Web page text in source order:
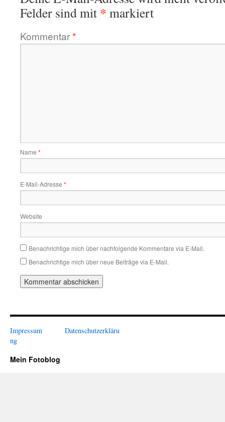
Felder sind mit * markiert
Kommentar*
Name *
E-Mail-Adresse *
Website
Benachrichtige mich über nachfolgende Kommentare via E-Mail.
Benachrichtige mich über neue Beiträge via E-Mail.
Impressum
Datenschutzerkläru
ng
Mein Fotoblog